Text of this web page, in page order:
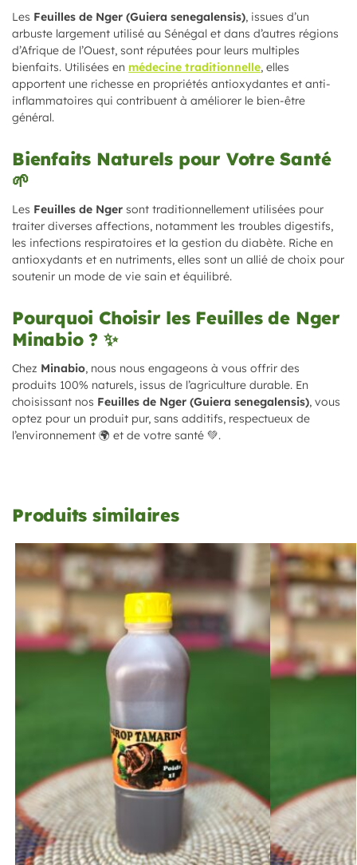
Les Feuilles de Nger (Guiera senegalensis), issues d’un
arbuste largement utilisé au Sénégal et dans d’autres régions
d’Afrique de l’Ouest, sont réputées pour leurs multiples
bienfaits. Utilisées en médecine traditionnelle, elles
apportent une richesse en propriétés antioxydantes et anti-
inflammatoires qui contribuent à améliorer le bien-être
général.
Bienfaits Naturels pour Votre Santé
🌱
Les Feuilles de Nger sont traditionnellement utilisées pour
traiter diverses affections, notamment les troubles digestifs,
les infections respiratoires et la gestion du diabète. Riche en
antioxydants et en nutriments, elles sont un allié de choix pour
soutenir un mode de vie sain et équilibré.
Pourquoi Choisir les Feuilles de Nger
Minabio ? ✨
Chez Minabio, nous nous engageons à vous offrir des
produits 100% naturels, issus de l’agriculture durable. En
choisissant nos Feuilles de Nger (Guiera senegalensis), vous
optez pour un produit pur, sans additifs, respectueux de
l’environnement 🌍 et de votre santé 💚.
Produits similaires